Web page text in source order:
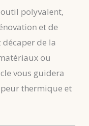
polyvalent,
et de
de la
ou
vous guidera
thermique et